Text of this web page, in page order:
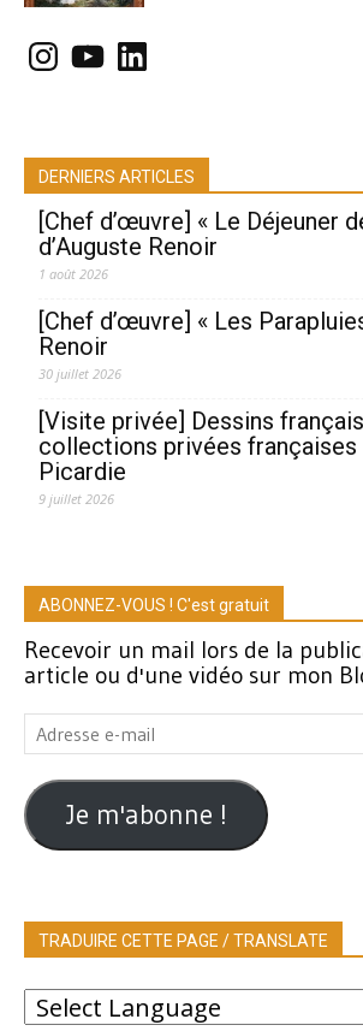
Instagram
YouTubeLinkedIn
DERNIERS ARTICLES
[Chef d’œuvre] « Le Déjeuner
d’Auguste Renoir
1 août 2026
[Chef d’œuvre] « Les
Renoir
30 juillet 2026
[Visite privée] Dessins
collections privées françaises
Picardie
9 juillet 2026
ABONNEZ-VOUS ! C'est gratuit
Recevoir un mail lors de la
article ou d'une vidéo sur mon
Adresse
e-
mail
Je m'abonne !
TRADUIRE CETTE PAGE / TRANSLATE